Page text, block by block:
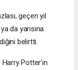
geçen yıl
da yarısına
belirtti.
Harry Potter'ın